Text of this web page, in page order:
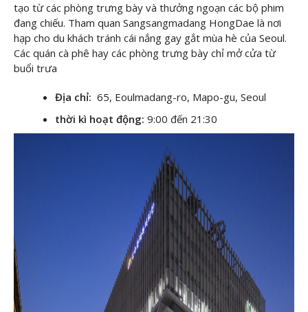
tạo từ các phòng trưng bày và thưởng ngoạn các bộ phim
đang chiếu. Tham quan Sangsangmadang HongDae là nơi
hạp cho du khách tránh cái nắng gay gắt mùa hè của Seoul.
Các quán cà phê hay các phòng trưng bày chỉ mở cửa từ
buổi trưa
Địa chỉ: 65, Eoulmadang-ro, Mapo-gu, Seoul
thời kì hoạt động: 9:00 đến 21:30